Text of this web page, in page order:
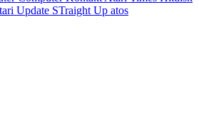
Update STraight Up atos